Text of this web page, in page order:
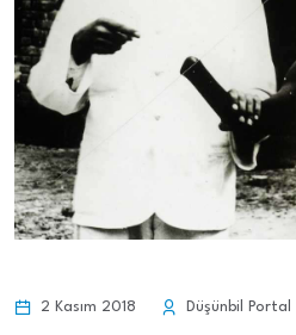
2 Kasım 2018 Düşünbil Portal